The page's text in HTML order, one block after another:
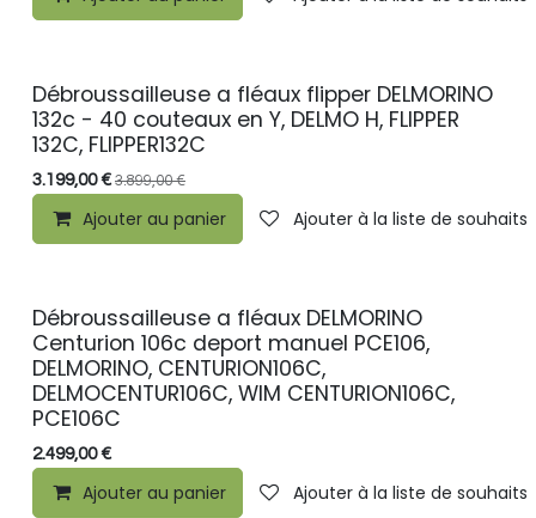
PROMO
Débroussailleuse a fléaux flipper DELMORINO
132c - 40 couteaux en Y, DELMO H, FLIPPER
132C, FLIPPER132C
3.199,00€ 3.899,00€
Ajouter au panier Ajouter à la liste de souhaits
PROMO
Débroussailleuse a fléaux DELMORINO
Centurion 106c deport manuel PCE106,
DELMORINO, CENTURION106C,
DELMOCENTUR106C, WIM CENTURION106C,
PCE106C
2.499,00€
Ajouter au panier Ajouter à la liste de souhaits